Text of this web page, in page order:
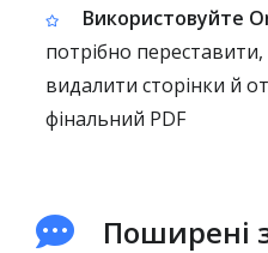
Використовуйте
потрібно
видалити сторінки й
фінальний PDF
Поширені